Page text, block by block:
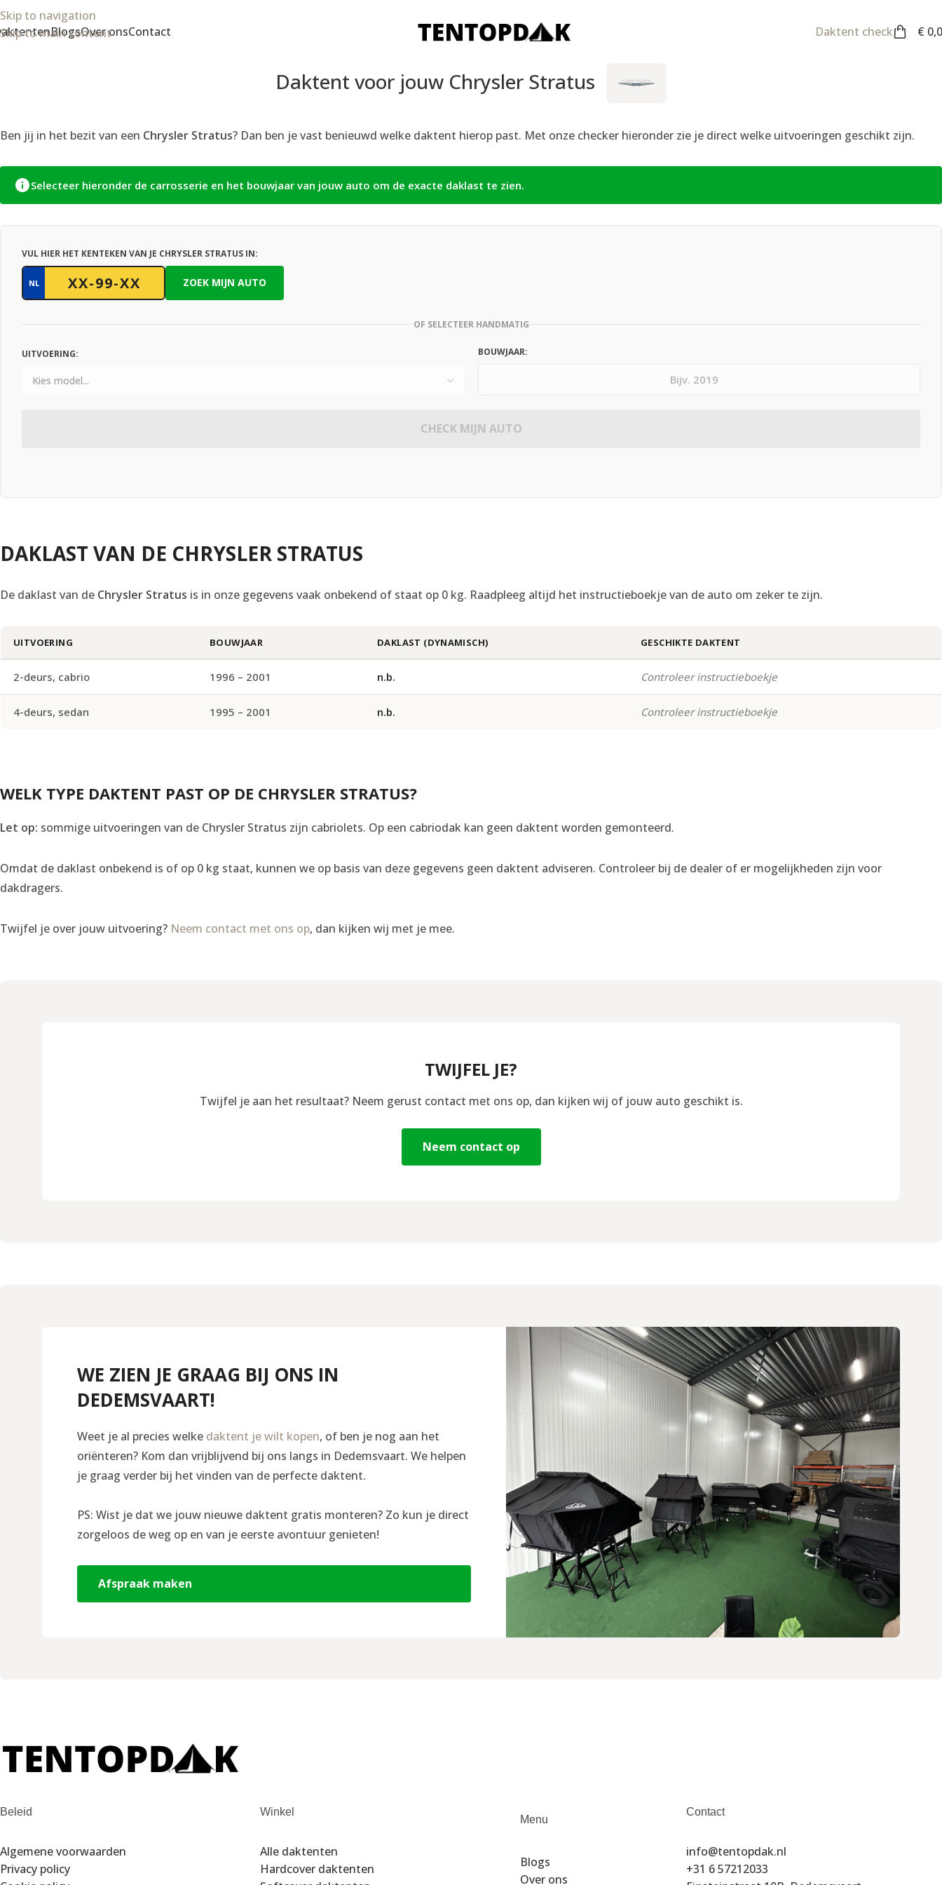
Skip to navigation
Skip to main content
BlogsOver onsContact Daktent check €
Daktent voor jouw Chrysler Stratus
Ben jij in het bezit van een Chrysler Stratus? Dan ben je vast benieuwd welke daktent hierop past. Met onze checker hieronder zie je direct welke uitvoeringen geschikt zijn.
Selecteer hieronder de carrosserie en het bouwjaar van jouw auto om de exacte daklast te zien.
VUL HIER HET KENTEKEN VAN JE CHRYSLER STRATUS IN:
NL ZOEK MIJN AUTO
OF SELECTEER HANDMATIG
UITVOERING: BOUWJAAR:
CHECK MIJN AUTO
DAKLAST VAN DE CHRYSLER STRATUS
De daklast van de Chrysler Stratus is in onze gegevens vaak onbekend of staat op 0 kg. Raadpleeg altijd het instructieboekje van de auto om zeker te zijn.
UITVOERING BOUWJAAR DAKLAST (DYNAMISCH) GESCHIKTE DAKTENT
2-deurs, cabrio 1996 – 2001 n.b. Controleer instructieboekje
4-deurs, sedan 1995 – 2001 n.b. Controleer instructieboekje
WELK TYPE DAKTENT PAST OP DE CHRYSLER STRATUS?
Let op: sommige uitvoeringen van de Chrysler Stratus zijn cabriolets. Op een cabriodak kan geen daktent worden gemonteerd.
Omdat de daklast onbekend is of op 0 kg staat, kunnen we op basis van deze gegevens geen daktent adviseren. Controleer bij de dealer of er mogelijkheden zijn voor
dakdragers.
Twijfel je over jouw uitvoering? Neem contact met ons op, dan kijken wij met je mee.
TWIJFEL JE?
Twijfel je aan het resultaat? Neem gerust contact met ons op, dan kijken wij of jouw auto geschikt is.
Neem contact op
WE ZIEN JE GRAAG BIJ ONS IN
DEDEMSVAART!
Weet je al precies welke daktent je wilt kopen, of ben je nog aan het
oriënteren? Kom dan vrijblijvend bij ons langs in Dedemsvaart. We helpen
je graag verder bij het vinden van de perfecte daktent.
PS: Wist je dat we jouw nieuwe daktent gratis monteren? Zo kun je direct
zorgeloos de weg op en van je eerste avontuur genieten!
Afspraak maken
Beleid
Algemene voorwaarden
Privacy policy
Winkel
Alle daktenten
Hardcover daktenten
Menu
Blogs
Over ons
Contact
info@tentopdak.nl
+31 6 57212033